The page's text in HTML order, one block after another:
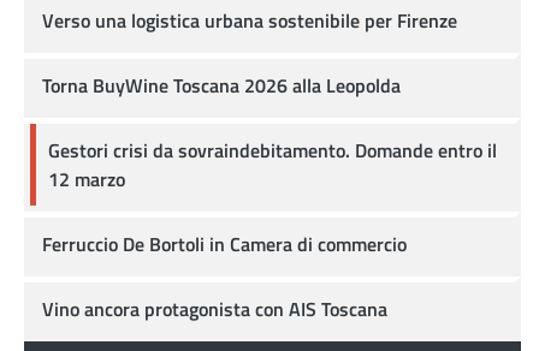
Verso una logistica urbana sostenibile per Firenze
Torna BuyWine Toscana 2026 alla Leopolda
Gestori crisi da sovraindebitamento. Domande entro il
12 marzo
Ferruccio De Bortoli in Camera di commercio
Vino ancora protagonista con AIS Toscana